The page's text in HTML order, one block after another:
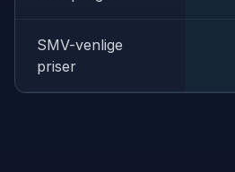
SMV-venlige
priser